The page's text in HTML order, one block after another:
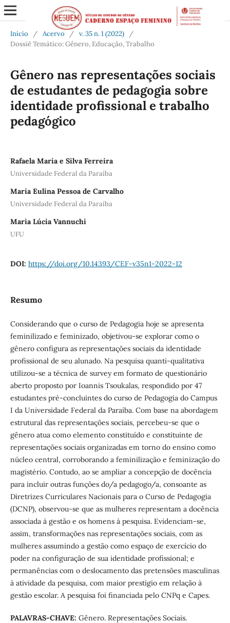
Início / Acervo / v. 35 n. 1 (2022)
/
Dossiê Temático: Gênero, Educação, Trabalho
Gênero nas representações sociais
de estudantes de pedagogia sobre
identidade profissional e trabalho
pedagógico
Rafaela Maria e Silva Ferreira
Universidade Federal da Paraíba
Maria Eulina Pessoa de Carvalho
Universidade Federal da Paraíba
Maria Lúcia Vannuchi
UFU
DOI: https://doi.org/10.14393/CEF-v35n1-2022-12
Resumo
Considerando que o curso de Pedagogia hoje se apresenta
feminilizado e feminizado, objetivou-se explorar como o
gênero configura as representações sociais da identidade
profissional de seu alunado. Na pesquisa quanti-qualitativa
utilizou-se a técnica de survey em formato de questionário
aberto proposto por Ioannis Tsoukalas, respondido por 47
estudantes pré-concluintes do curso de Pedagogia do Campus
I da Universidade Federal da Paraíba. Com base na abordagem
estrutural das representações sociais, percebeu-se que o
gênero atua como elemento constituído e constituinte de
representações sociais organizadas em torno do ensino como
núcleo central, corroborando a feminilização e feminização do
magistério. Contudo, ao se ampliar a concepção de docência
para incluir outras funções do/a pedagogo/a, consoante as
Diretrizes Curriculares Nacionais para o Curso de Pedagogia
(DCNP), observou-se que as mulheres representam a docência
associada à gestão e os homens à pesquisa. Evidenciam-se,
assim, transformações nas representações sociais, com as
mulheres assumindo a gestão como espaço de exercício do
poder na configuração de sua identidade profissional; e
permanências com o deslocamento das pretensões masculinas
à atividade da pesquisa, com maior prestígio em relação à
gestão escolar. A pesquisa foi financiada pelo CNPq e Capes.
PALAVRAS-CHAVE: Gênero. Representações Sociais.